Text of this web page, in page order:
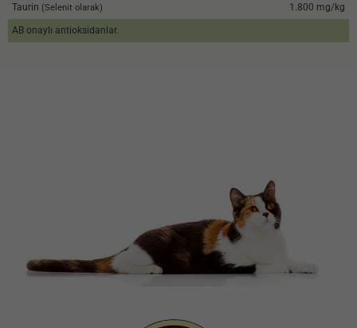
Taurin (Selenit olarak) 1.800 mg/kg
AB onaylı antioksidanlar.